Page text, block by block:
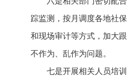
踪监测，按月调度各地社
和现场审计等方式，加大
不作为、乱作为问题。
七是开展相关人员培